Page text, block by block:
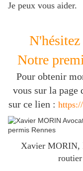
Je peux vous aider.
N'hésitez
Notre
Pour obtenir
vous sur la page
sur ce lien :
Xavier MORIN,